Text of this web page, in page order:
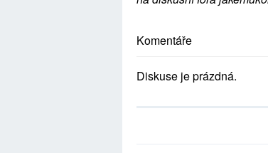
Komentáře
Diskuse je prázdná.